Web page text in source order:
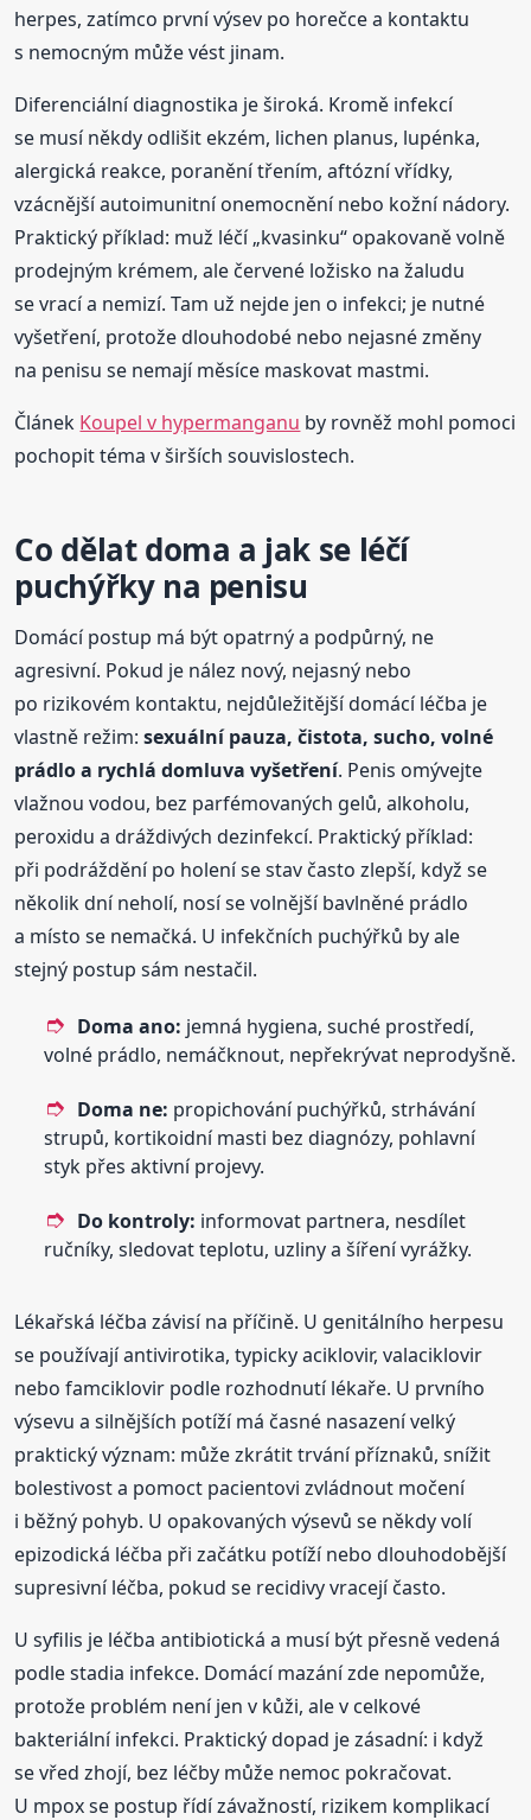
herpes, zatímco první výsev po horečce a kontaktu
s nemocným může vést jinam.
Diferenciální diagnostika je široká. Kromě infekcí
se musí někdy odlišit ekzém, lichen planus, lupénka,
alergická reakce, poranění třením, aftózní vřídky,
vzácnější autoimunitní onemocnění nebo kožní nádory.
Praktický příklad: muž léčí „kvasinku“ opakovaně volně
prodejným krémem, ale červené ložisko na žaludu
se vrací a nemizí. Tam už nejde jen o infekci; je nutné
vyšetření, protože dlouhodobé nebo nejasné změny
na penisu se nemají měsíce maskovat mastmi.
Článek Koupel v hypermanganu by rovněž mohl pomoci
pochopit téma v širších souvislostech.
Co dělat doma a jak se léčí
puchýřky na penisu
Domácí postup má být opatrný a podpůrný, ne
agresivní. Pokud je nález nový, nejasný nebo
po rizikovém kontaktu, nejdůležitější domácí léčba je
vlastně režim:sexuální pauza, čistota, sucho, volné
prádlo a rychlá domluva vyšetření. Penis omývejte
vlažnou vodou, bez parfémovaných gelů, alkoholu,
peroxidu a dráždivých dezinfekcí. Praktický příklad:
při podráždění po holení se stav často zlepší, když se
několik dní neholí, nosí se volnější bavlněné prádlo
a místo se nemačká. U infekčních puchýřků by ale
stejný postup sám nestačil.
Doma ano: jemná hygiena, suché prostředí,
volné prádlo, nemáčknout, nepřekrývat neprodyšně.
Doma ne: propichování puchýřků, strhávání
strupů, kortikoidní masti bez diagnózy, pohlavní
styk přes aktivní projevy.
Do kontroly: informovat partnera, nesdílet
ručníky, sledovat teplotu, uzliny a šíření vyrážky.
Lékařská léčba závisí na příčině. U genitálního herpesu
se používají antivirotika, typicky aciklovir, valaciklovir
nebo famciklovir podle rozhodnutí lékaře. U prvního
výsevu a silnějších potíží má časné nasazení velký
praktický význam: může zkrátit trvání příznaků, snížit
bolestivost a pomoct pacientovi zvládnout močení
i běžný pohyb. U opakovaných výsevů se někdy volí
epizodická léčba při začátku potíží nebo dlouhodobější
supresivní léčba, pokud se recidivy vracejí často.
U syfilis je léčba antibiotická a musí být přesně vedená
podle stadia infekce. Domácí mazání zde nepomůže,
protože problém není jen v kůži, ale v celkové
bakteriální infekci. Praktický dopad je zásadní: i když
se vřed zhojí, bez léčby může nemoc pokračovat.
U mpox se postup řídí závažností, rizikem komplikací